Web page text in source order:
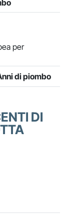
per
di piombo
DI